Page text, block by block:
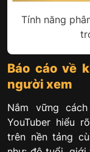
Tính năng
Báo cáo về
người xem
Nắm vững
YouTuber hiểu
trên nền tảng